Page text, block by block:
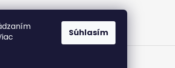
Súhlasím
V SPOLUPRÁCI S BONTEC.SK